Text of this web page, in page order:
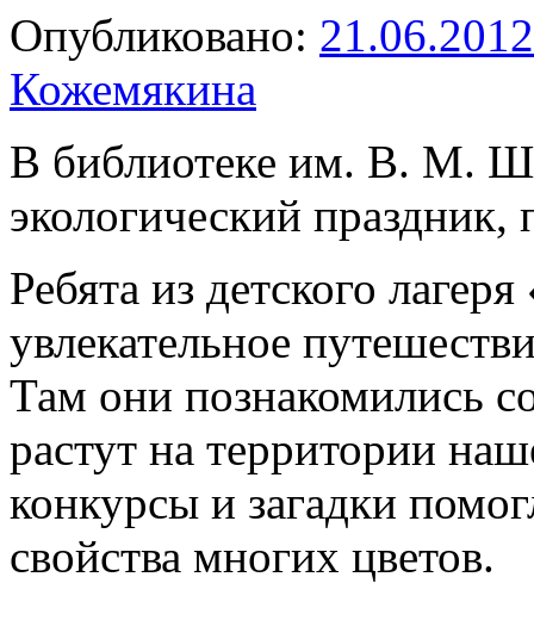
Опубликовано: 21.06.2012
Кожемякина
В библиотеке им. В. М.
экологический
Ребята из детского
увлекательное
Там они познакомились
растут на территории
конкурсы и загадки
свойства многих цветов.